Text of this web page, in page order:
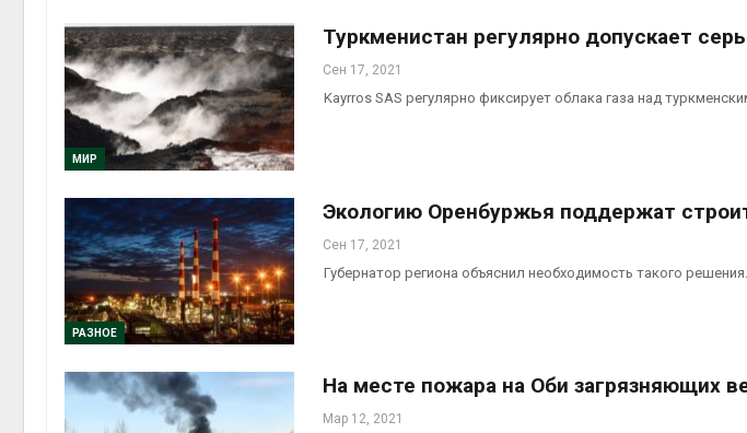
МИР
Туркменистан регулярно допускает
Сен 17, 2021
Kayrros SAS регулярно фиксирует облака газа над
РАЗНОЕ
Экологию Оренбуржья поддержат
Сен 17, 2021
Губернатор региона объяснил необходимость такого решения.
На месте пожара на Оби загрязняющих
Мар 12, 2021